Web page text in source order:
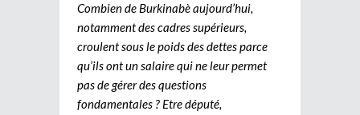
Combien de Burkinabè aujourd’hui,
notamment des cadres supérieurs,
croulent sous le poids des dettes parce
qu’ils ont un salaire qui ne leur permet
pas de gérer des questions
fondamentales ? Etre député,